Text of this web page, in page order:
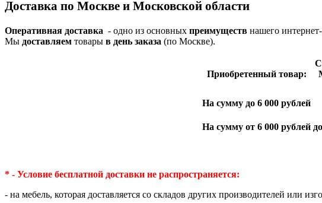
Доставка по Москве и Московской области
Оперативная доставка - одно из основных преимуществ нашего
Мы доставляем товары в день заказа (по Москве).
Приобре­тенный товар:
На сумму до 6 000 рублей
На сумму от 6 000 рублей
* - Условие бесплатной доставки не распространяется:
- на мебель, которая доставляется со складов других производителей или